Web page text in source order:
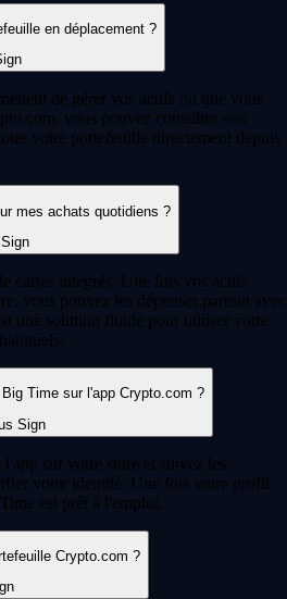
en déplacement ?
de gérer vos actifs où que vous
vous pouvez consulter vos
votre portefeuille directement depuis
mes achats quotidiens ?
cartes intégrés. Une fois vos actifs
vous pouvez les dépenser partout avec
une solution fluide pour utiliser votre
Time sur l'app Crypto.com ?
sur votre store et suivez les
votre identité. Une fois votre profil
est prêt à l'emploi.
Crypto.com ?